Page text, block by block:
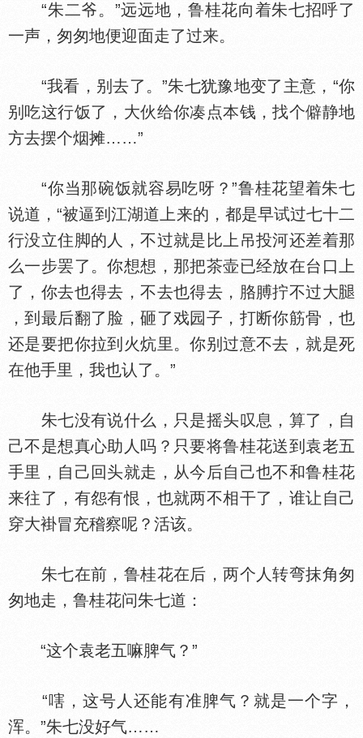
“朱二爷。”远远地，鲁桂花向着朱七招呼了
一声，匆匆地便迎面走了过来。
“我看，别去了。”朱七犹豫地变了主意，“你
别吃这行饭了，大伙给你凑点本钱，找个僻静地
方去摆个烟摊……”
“你当那碗饭就容易吃呀？”鲁桂花望着朱七
说道，“被逼到江湖道上来的，都是早试过七十二
行没立住脚的人，不过就是比上吊投河还差着那
么一步罢了。你想想，那把茶壶已经放在台口上
了，你去也得去，不去也得去，胳膊拧不过大
，到最后翻了脸，砸了戏园子，打断你筋骨，也
还是要把你拉到火炕里。你别过意不去，就是死
在他手里，我也认了。”
朱七没有说什么，只是摇头叹息，算了，自
己不是想真心助人吗？只要将鲁桂花送到袁老五
手里，自己回头就走，从今后自己也不和鲁桂花
来往了，有怨有恨，也就两不相干了，谁让自己
穿大褂冒充稽察呢？活该。
朱七在前，鲁桂花在后，两个人转弯抹角匆
匆地走，鲁桂花问朱七道：
“这个袁老五嘛脾气？”
“嗐，这号人还能有准脾气？就是一个字，
浑。”朱七没好气……